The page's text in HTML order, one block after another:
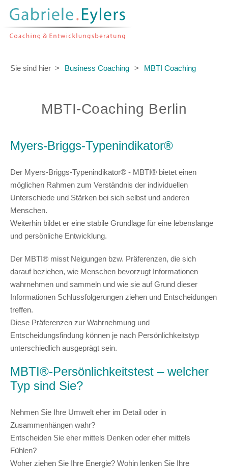
Sie sind hier Business Coaching MBTI Coaching
MBTI-Coaching Berlin
Myers-Briggs-Typenindikator®
Der Myers-Briggs-Typenindikator® - MBTI® bietet einen
möglichen Rahmen zum Verständnis der individuellen
Unterschiede und Stärken bei sich selbst und anderen
Menschen.
Weiterhin bildet er eine stabile Grundlage für eine lebenslange
und persönliche Entwicklung.
Der MBTI® misst Neigungen bzw. Präferenzen, die sich
darauf beziehen, wie Menschen bevorzugt Informationen
wahrnehmen und sammeln und wie sie auf Grund dieser
Informationen Schlussfolgerungen ziehen und Entscheidungen
treffen.
Diese Präferenzen zur Wahrnehmung und
Entscheidungsfindung können je nach Persönlichkeitstyp
unterschiedlich ausgeprägt sein.
MBTI®-Persönlichkeitstest – welcher
Typ sind Sie?
Nehmen Sie Ihre Umwelt eher im Detail oder in
Zusammenhängen wahr?
Entscheiden Sie eher mittels Denken oder eher mittels
Fühlen?
Woher ziehen Sie Ihre Energie? Wohin lenken Sie Ihre